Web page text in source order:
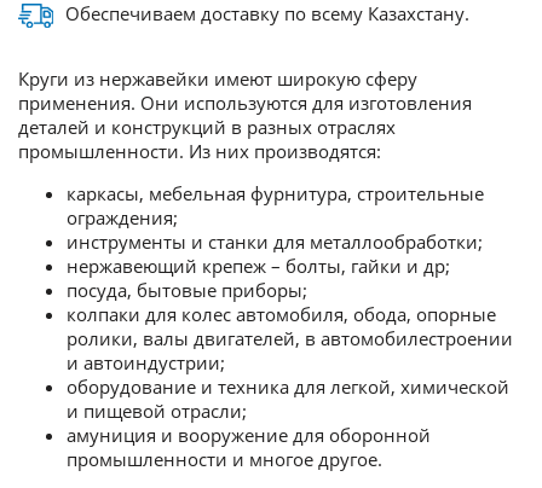
Обеспечиваем доставку по всему Казахстану.
Круги из нержавейки имеют широкую сферу
применения. Они используются для изготовления
деталей и конструкций в разных отраслях
промышленности. Из них производятся:
каркасы, мебельная фурнитура, строительные
ограждения;
инструменты и станки для металлообработки;
нержавеющий крепеж – болты, гайки и др;
посуда, бытовые приборы;
колпаки для колес автомобиля, обода, опорные
ролики, валы двигателей, в автомобилестроении
и автоиндустрии;
оборудование и техника для легкой, химической
и пищевой отрасли;
амуниция и вооружение для оборонной
промышленности и многое другое.